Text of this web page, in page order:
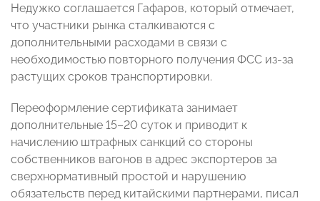
Недужко соглашается Гафаров, который отмечает,
что участники рынка сталкиваются с
дополнительными расходами в связи с
необходимостью повторного получения ФСС из-за
растущих сроков транспортировки.
Переоформление сертификата занимает
дополнительные 15–20 суток и приводит к
начислению штрафных санкций со стороны
собственников вагонов в адрес экспортеров за
сверхнормативный простой и нарушению
обязательств перед китайскими партнерами, писал